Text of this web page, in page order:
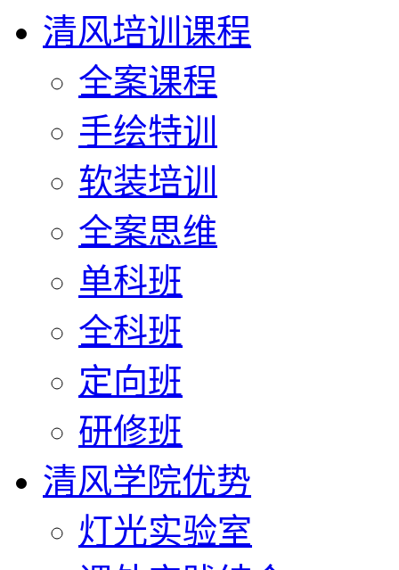
清风培训课程
全案课程
手绘特训
软装培训
全案思维
单科班
全科班
定向班
研修班
清风学院优势
灯光实验室